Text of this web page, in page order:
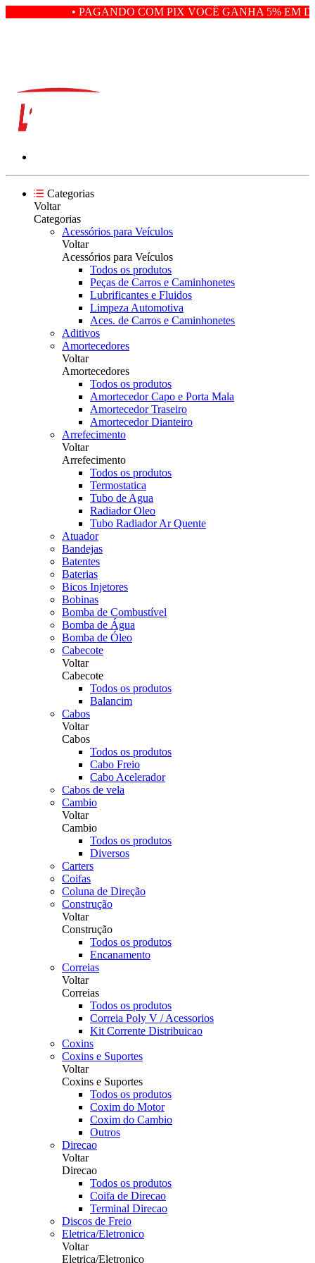
• PAGANDO COM PIX VOCÊ GANHA 5% EM
Categorias
Voltar
Categorias
Acessórios para Veículos
Voltar
Acessórios para Veículos
Todos os produtos
Peças de Carros e Caminhonetes
Lubrificantes e Fluidos
Limpeza Automotiva
Aces. de Carros e Caminhonetes
Aditivos
Amortecedores
Voltar
Amortecedores
Todos os produtos
Amortecedor Capo e Porta Mala
Amortecedor Traseiro
Amortecedor Dianteiro
Arrefecimento
Voltar
Arrefecimento
Todos os produtos
Termostatica
Tubo de Agua
Radiador Oleo
Tubo Radiador Ar Quente
Atuador
Bandejas
Batentes
Baterias
Bicos Injetores
Bobinas
Bomba de Combustível
Bomba de Água
Bomba de Óleo
Cabecote
Voltar
Cabecote
Todos os produtos
Balancim
Cabos
Voltar
Cabos
Todos os produtos
Cabo Freio
Cabo Acelerador
Cabos de vela
Cambio
Voltar
Cambio
Todos os produtos
Diversos
Carters
Coifas
Coluna de Direção
Construção
Voltar
Construção
Todos os produtos
Encanamento
Correias
Voltar
Correias
Todos os produtos
Correia Poly V / Acessorios
Kit Corrente Distribuicao
Coxins
Coxins e Suportes
Voltar
Coxins e Suportes
Todos os produtos
Coxim do Motor
Coxim do Cambio
Outros
Direcao
Voltar
Direcao
Todos os produtos
Coifa de Direcao
Terminal Direcao
Discos de Freio
Eletrica/Eletronico
Voltar
Eletrica/Eletronico